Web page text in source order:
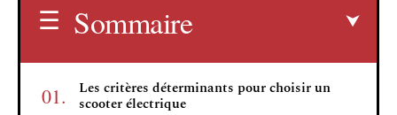
Sommaire
Les critères déterminants pour choisir un
scooter électrique